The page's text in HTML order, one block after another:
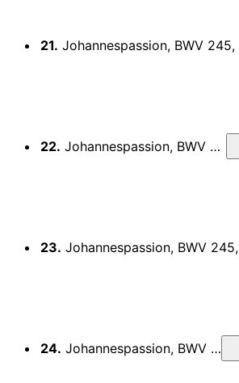
21. Johannespassion, BWV 245, Pt. 2: Und die Kriegsknechte flochten eine Krone - Sei gegrüßet, lieber Jüdenkönig - Und gaben ihm Backenstreiche - Kreuzige, kreuzige - Pilatus sprach zu ihnen - Wir haben ein Gesetz - Da Pilatus das Wort hörete (Live)
22. Johannespassion, BWV 245, Pt. 2: Durch dein Gefängnis, Gottes Sohn (Live)
23. Johannespassion, BWV 245, Pt. 2: Die Jüden aber schrieen und sprachen - Lässest du diesen los - Da Pilatus das Wort hörete - Weg, weg mit dem - Spricht Pilatus zu ihnen - Wir haben keinen König - Da überantwortete er ihn (Live)
24. Johannespassion, BWV 245, Pt. 2: Eilt, ihr angefochtnen Seelen (Live)